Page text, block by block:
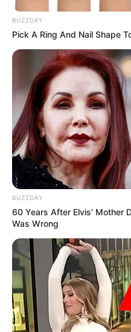
Anyway
BRAINBERRIES
Think Your Crush
BRAINBERRIES
BUZZDAY
Pick A Ring And Nail Shape
BUZZDAY
60 Years After Elvis' Mother
Was Wrong